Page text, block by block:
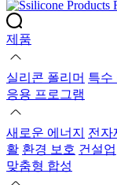
제품
실리콘 폴리머 특수
응용 프로그램
새로운 에너지 전자
활 환경 보호 건설업
맞춤형 합성